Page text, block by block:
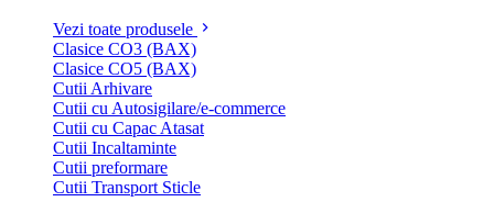
Vezi toate produsele
Clasice CO3 (BAX)
Clasice CO5 (BAX)
Cutii Arhivare
Cutii cu Autosigilare/e-commerce
Cutii cu Capac Atasat
Cutii Incaltaminte
Cutii preformare
Cutii Transport Sticle